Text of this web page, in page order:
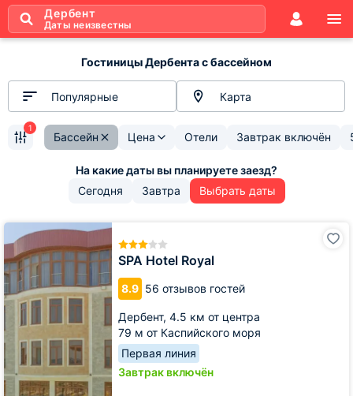
Дербент
Даты неизвестны
Гостиницы Дербента с бассейном
Популярные Карта
Бассейн Цена Отели Завтрак включён
1
Сегодня Завтра Выбрать даты
SPA Hotel Royal
8.9 56 отзывов гостей
Дербент, 4.5 км от центра
79 м от Каспийского моря
Первая линия
Завтрак включён
SPA
Hotel
Royal